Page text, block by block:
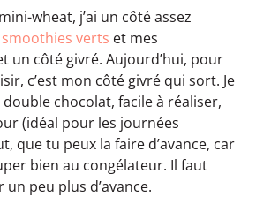
wheat, j’ai un côté assez
smoothies verts et mes
un côté givré. Aujourd’hui, pour
c’est mon côté givré qui sort. Je
chocolat, facile à réaliser,
(idéal pour les journées
que tu peux la faire d’avance, car
bien au congélateur. Il faut
peu plus d’avance.